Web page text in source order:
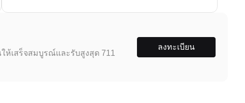
ห้เสร็จสมบูรณ์และรับสูงสุด 711
ลงทะเบียน